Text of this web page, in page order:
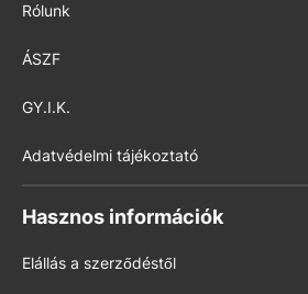
Rólunk
ÁSZF
GY.I.K.
Adatvédelmi tájékoztató
Hasznos információk
Elállás a szerződéstől